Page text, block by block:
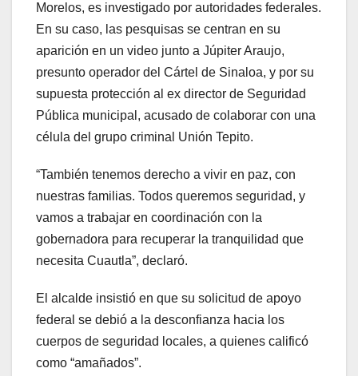
Morelos, es investigado por autoridades federales.
En su caso, las pesquisas se centran en su
aparición en un video junto a Júpiter Araujo,
presunto operador del Cártel de Sinaloa, y por su
supuesta protección al ex director de Seguridad
Pública municipal, acusado de colaborar con una
célula del grupo criminal Unión Tepito.
“También tenemos derecho a vivir en paz, con
nuestras familias. Todos queremos seguridad, y
vamos a trabajar en coordinación con la
gobernadora para recuperar la tranquilidad que
necesita Cuautla”, declaró.
El alcalde insistió en que su solicitud de apoyo
federal se debió a la desconfianza hacia los
cuerpos de seguridad locales, a quienes calificó
como “amañados”.